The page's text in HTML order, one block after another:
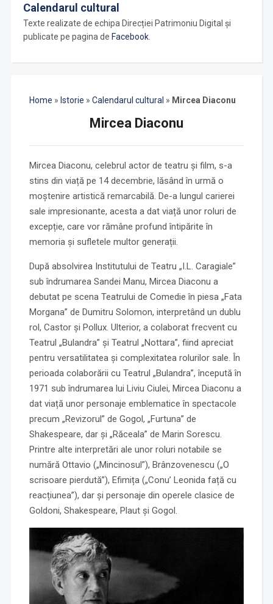
Calendarul cultural
Texte realizate de echipa Direcției Patrimoniu Digital și
publicate pe pagina de Facebook.
Home » Istorie » Calendarul cultural » Mircea Diaconu
Mircea Diaconu
Mircea Diaconu, celebrul actor de teatru și film, s-a
stins din viață pe 14 decembrie, lăsând în urmă o
moștenire artistică remarcabilă. De-a lungul carierei
sale impresionante, acesta a dat viață unor roluri de
excepție, care vor rămâne profund întipărite în
memoria și sufletele multor generații.
După absolvirea Institutului de Teatru „I.L. Caragiale”
sub îndrumarea Sandei Manu, Mircea Diaconu a
debutat pe scena Teatrului de Comedie în piesa „Fata
Morgana” de Dumitru Solomon, interpretând un dublu
rol, Castor și Pollux. Ulterior, a colaborat frecvent cu
Teatrul „Bulandra” și Teatrul „Nottara”, fiind apreciat
pentru versatilitatea și complexitatea rolurilor sale. În
perioada colaborării cu Teatrul „Bulandra”, începută în
1971 sub îndrumarea lui Liviu Ciulei, Mircea Diaconu a
dat viață unor personaje emblematice în spectacole
precum „Revizorul” de Gogol, „Furtuna” de
Shakespeare, dar și „Răceala” de Marin Sorescu.
Printre alte interpretări ale unor roluri notabile se
numără Ottavio („Mincinosul”), Brânzovenescu („O
scrisoare pierdută”), Efimița („Conu’ Leonida față cu
reacțiunea”), dar și personaje din operele clasice de
Goldoni, Shakespeare, Plaut și Gogol.